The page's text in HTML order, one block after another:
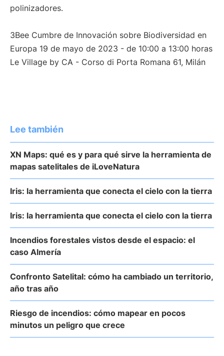
polinizadores.
3Bee Cumbre de Innovación sobre Biodiversidad en
Europa 19 de mayo de 2023 - de 10:00 a 13:00 horas
Le Village by CA - Corso di Porta Romana 61, Milán
Lee también
XN Maps: qué es y para qué sirve la herramienta de
mapas satelitales de iLoveNatura
Iris: la herramienta que conecta el cielo con la tierra
Iris: la herramienta que conecta el cielo con la tierra
Incendios forestales vistos desde el espacio: el
caso Almería
Confronto Satelital: cómo ha cambiado un territorio,
año tras año
Riesgo de incendios: cómo mapear en pocos
minutos un peligro que crece